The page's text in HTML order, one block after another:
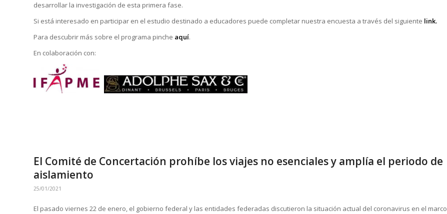
desarrollar la investigación de esta primera fase.
Si está interesado en participar en el estudio destinado a educadores puede completar nuestra encuesta a través del siguiente link.
Para descubrir más sobre el programa pinche aquí.
En colaboración con:
El Comité de Concertación prohíbe los viajes no esenciales y amplía el periodo de
aislamiento
25/01/2021
El pasado viernes 22 de enero, el gobierno federal y las entidades federadas discutieron la situación actual del coronavirus en el marco